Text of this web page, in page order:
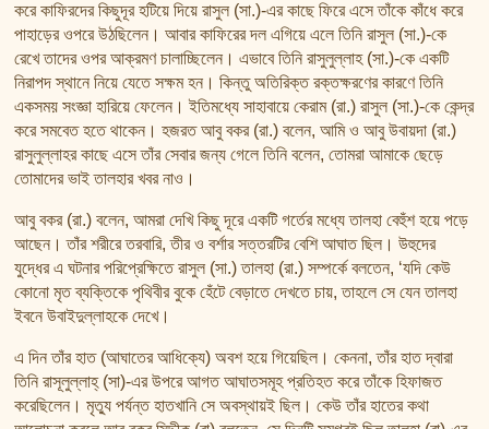
করে কাফিরদের কিছুদূর হটিয়ে দিয়ে রাসুল (সা.)-এর কাছে ফিরে এসে তাঁকে কাঁধে করে
পাহাড়ের ওপরে উঠছিলেন। আবার কাফিরের দল এগিয়ে এলে তিনি রাসুল (সা.)-কে
রেখে তাদের ওপর আক্রমণ চালাচ্ছিলেন। এভাবে তিনি রাসুলুল্লাহ (সা.)-কে একটি
নিরাপদ স্থানে নিয়ে যেতে সক্ষম হন। কিন্তু অতিরিক্ত রক্তক্ষরণের কারণে তিনি
একসময় সংজ্ঞা হারিয়ে ফেলেন। ইতিমধ্যে সাহাবায়ে কেরাম (রা.) রাসুল (সা.)-কে কেন্দ্র
করে সমবেত হতে থাকেন। হজরত আবু বকর (রা.) বলেন, আমি ও আবু উবায়দা (রা.)
রাসুলুল্লাহর কাছে এসে তাঁর সেবার জন্য গেলে তিনি বলেন, তোমরা আমাকে ছেড়ে
তোমাদের ভাই তালহার খবর নাও।
আবু বকর (রা.) বলেন, আমরা দেখি কিছু দূরে একটি গর্তের মধ্যে তালহা বেহুঁশ হয়ে পড়ে
আছেন। তাঁর শরীরে তরবারি, তীর ও বর্শার সত্তরটির বেশি আঘাত ছিল। উহুদের
যুদ্ধের এ ঘটনার পরিপ্রেক্ষিতে রাসুল (সা.) তালহা (রা.) সম্পর্কে বলতেন, ‘যদি কেউ
কোনো মৃত ব্যক্তিকে পৃথিবীর বুকে হেঁটে বেড়াতে দেখতে চায়, তাহলে সে যেন তালহা
ইবনে উবাইদুল্লাহকে দেখে।
এ দিন তাঁর হাত (আঘাতের আধিক্যে) অবশ হয়ে গিয়েছিল। কেননা, তাঁর হাত দ্বারা
তিনি রাসূলুল্লাহ্ (সা)-এর উপরে আগত আঘাতসমূহ প্রতিহত করে তাঁকে হিফাজত
করেছিলেন। মৃত্যু পর্যন্ত হাতখানি সে অবস্থায়ই ছিল। কেউ তাঁর হাতের কথা